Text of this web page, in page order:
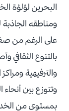
البحرين لؤلؤة
ومناطقه
على الرغم من
بالتنوع الثقافي
والترفيهية
وتتوزع بين
بمستوى من